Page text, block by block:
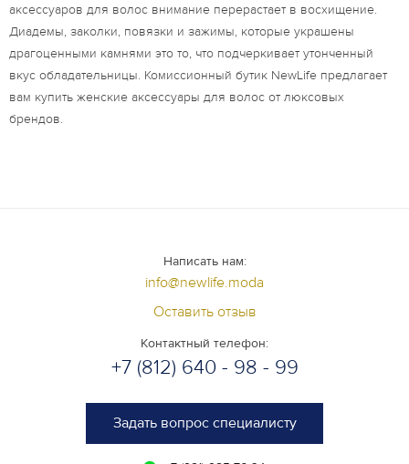
аксессуаров для волос внимание перерастает в восхищение.
Диадемы, заколки, повязки и зажимы, которые украшены
драгоценными камнями это то, что подчеркивает утонченный
вкус обладательницы. Комиссионный бутик NewLife предлагает
вам купить женские аксессуары для волос от люксовых
брендов.
Написать нам:
info@newlife.moda
Оставить отзыв
Контактный телефон:
+7 (812) 640 - 98 - 99
Задать вопрос специалисту